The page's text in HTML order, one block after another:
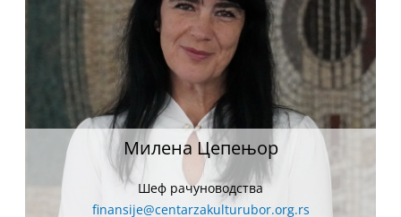
Милена Цепењор
Шеф рачуноводства
finansije@centarzakulturubor.org.rs